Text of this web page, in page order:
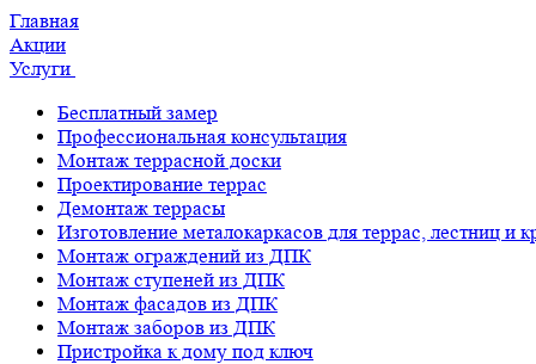
Главная
Акции
Услуги
Бесплатный замер
Профессиональная консультация
Монтаж террасной доски
Проектирование террас
Демонтаж террасы
Изготовление металокаркасов для террас, лестниц и
Монтаж ограждений из ДПК
Монтаж ступеней из ДПК
Монтаж фасадов из ДПК
Монтаж заборов из ДПК
Пристройка к дому под ключ